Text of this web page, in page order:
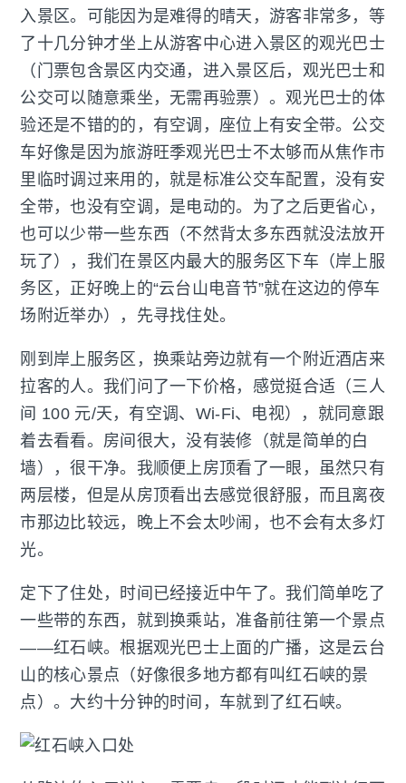
入景区。可能因为是难得的晴天，游客非常多，等
了十几分钟才坐上从游客中心进入景区的观光巴士
（门票包含景区内交通，进入景区后，观光巴士和
公交可以随意乘坐，无需再验票）。观光巴士的体
验还是不错的的，有空调，座位上有安全带。公交
车好像是因为旅游旺季观光巴士不太够而从焦作市
里临时调过来用的，就是标准公交车配置，没有安
全带，也没有空调，是电动的。为了之后更省心，
也可以少带一些东西（不然背太多东西就没法放开
玩了），我们在景区内最大的服务区下车（岸上服
务区，正好晚上的“云台山电音节”就在这边的停车
场附近举办），先寻找住处。
刚到岸上服务区，换乘站旁边就有一个附近酒店来
拉客的人。我们问了一下价格，感觉挺合适（三人
间 100 元/天，有空调、Wi-Fi、电视），就同意跟
着去看看。房间很大，没有装修（就是简单的白
墙），很干净。我顺便上房顶看了一眼，虽然只有
两层楼，但是从房顶看出去感觉很舒服，而且离夜
市那边比较远，晚上不会太吵闹，也不会有太多灯
光。
定下了住处，时间已经接近中午了。我们简单吃了
一些带的东西，就到换乘站，准备前往第一个景点
——红石峡。根据观光巴士上面的广播，这是云台
山的核心景点（好像很多地方都有叫红石峡的景
点）。大约十分钟的时间，车就到了红石峡。